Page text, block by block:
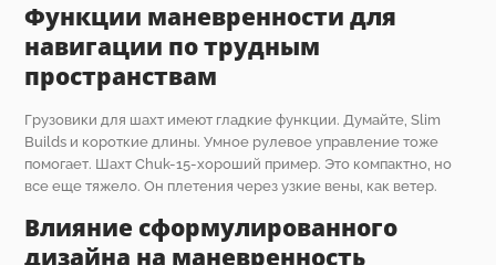
Функции маневренности для
навигации по трудным
пространствам
Грузовики для шахт имеют гладкие функции. Думайте, Slim
Builds и короткие длины. Умное рулевое управление тоже
помогает. Шахт Chuk-15-хороший пример. Это компактно, но
все еще тяжело. Он плетения через узкие вены, как ветер.
Влияние сформулированного
дизайна на маневренность